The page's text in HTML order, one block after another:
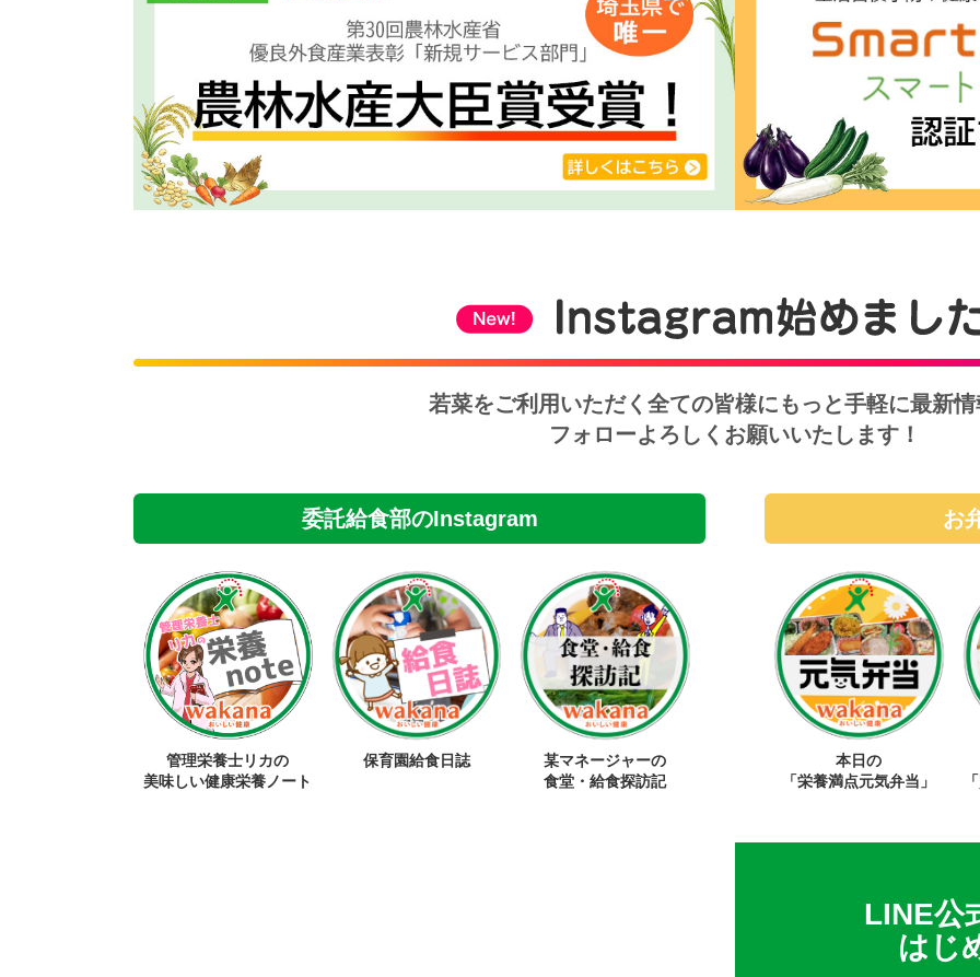
若菜をご利用いただく全ての皆様にもっと手軽に最新
フォローよろしくお願いいたします！
委託給食部のInstagram
管理栄養士リカの
美味しい健康栄養ノート
保育園給食日誌
某マネージャーの
食堂・給食探訪記
お
本日の
「栄養満点元気弁当」
LINE公
はじ